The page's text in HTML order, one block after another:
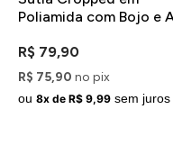
Poliamida com Bojo e
R$ 79,90
R$ 75,90 no pix
ou 8x de R$ 9,99 sem juros